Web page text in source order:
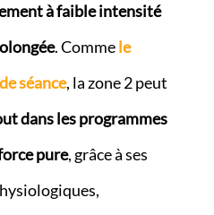
à faible intensité
. Commele
séance, la zone 2 peut
dans les programmes
pure, grâce à ses